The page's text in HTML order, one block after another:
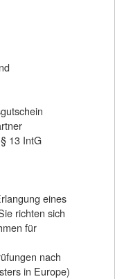
13 IntG
eines
richten sich
für
nach
in Europe)